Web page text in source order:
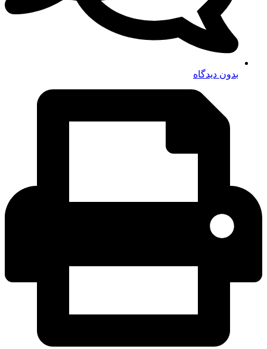
بدون دیدگاه